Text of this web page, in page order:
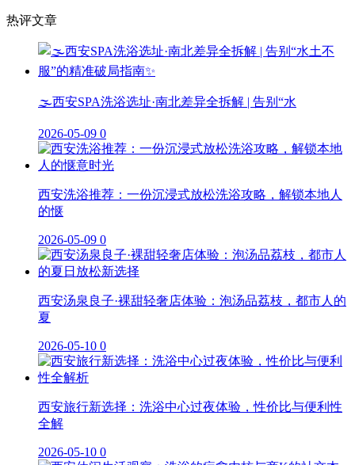
热评文章
🌫️西安SPA洗浴选址·南北差异全拆解 | 告别“水
2026-05-09 0
西安洗浴推荐：一份沉浸式放松洗浴攻略，解锁本地人
的惬
2026-05-09 0
西安汤泉良子·裸甜轻奢店体验：泡汤品荔枝，都市人的
夏
2026-05-10 0
西安旅行新选择：洗浴中心过夜体验，性价比与便利性
全解
2026-05-10 0